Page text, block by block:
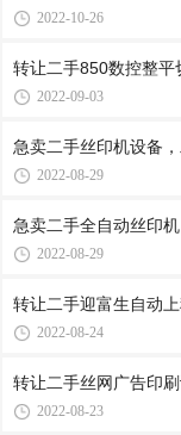
2022-10-26
转让二手850数控整
2022-09-03
急卖二手丝印机设备
2022-08-29
急卖二手全自动丝印
2022-08-29
转让二手迎富生自动
2022-08-24
转让二手丝网广告印
2022-08-23